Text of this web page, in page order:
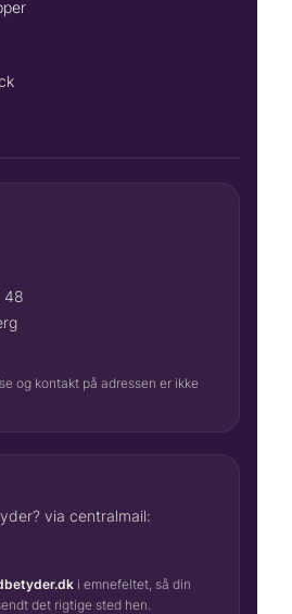
48
og kontakt på adressen er ikke
via centralmail:
i emnefeltet, så din
det rigtige sted hen.